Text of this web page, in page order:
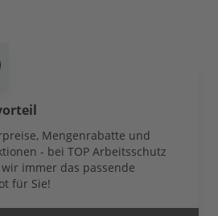
Mengenrabatte und
- bei TOP Arbeitsschutz
immer das passende
für Sie!